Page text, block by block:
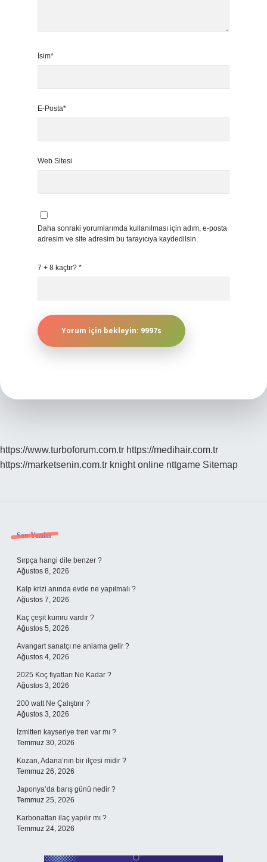
İsim*
E-Posta*
Web Sitesi
Daha sonraki yorumlarımda kullanılması için adım, e-posta
adresim ve site adresim bu tarayıcıya kaydedilsin.
7 + 8 kaçtır? *
https://www.turboforum.com.tr https://medihair.com.tr
https://marketsenin.com.tr knight online nttgame Sitemap
Sidebar
Son Yazılar
Sırpça hangi dile benzer ?
Ağustos 8, 2026
Kalp krizi anında evde ne yapılmalı ?
Ağustos 7, 2026
Kaç çeşit kumru vardır ?
Ağustos 5, 2026
Avangart sanatçı ne anlama gelir ?
Ağustos 4, 2026
2025 Koç fiyatları Ne Kadar ?
Ağustos 3, 2026
200 watt Ne Çalıştırır ?
Ağustos 3, 2026
İzmitten kayseriye tren var mı ?
Temmuz 30, 2026
Kozan, Adana’nın bir ilçesi midir ?
Temmuz 26, 2026
Japonya’da barış günü nedir ?
Temmuz 25, 2026
Karbonattan ilaç yapılır mı ?
Temmuz 24, 2026